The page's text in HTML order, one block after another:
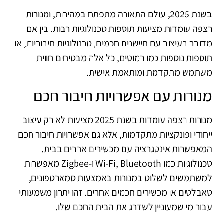
בשנת 2025, עולם התאורה מתפתח במהירות, ומנורות
רצפה עומדות מציעות תוספות טכנולוגיות רבות. בין אם
מדובר בעיצוב עם חיישנים חכמים, טכנולוגיות חיבוריות, או
תוספות נוספות כמו רמוטים, כל אלה מבטיחים חווית
משתמש מתקדמת ומותאמת אישית.
מנורות עם אפשרויות חיבור חכם
מנורות רצפה עומדות בשנת 2025 מציעות לא רק עיצוב
ייחודי ופונקציות מתקדמות, אלא גם אפשרויות חיבור חכם
המאפשרות אינטגרציה עם מכשירים אחרים בבית.
טכנולוגיות כמו Wi-Fi, Bluetooth ו-Zigbee מאפשרות
למשתמשים לשלוט במנורות באמצעות סמארטפונים,
טאבלטים או מכשירים חכמים אחרים. זהו יתרון משמעותי
עבור מי שמעוניין לשדרג את הבית החכם שלו.